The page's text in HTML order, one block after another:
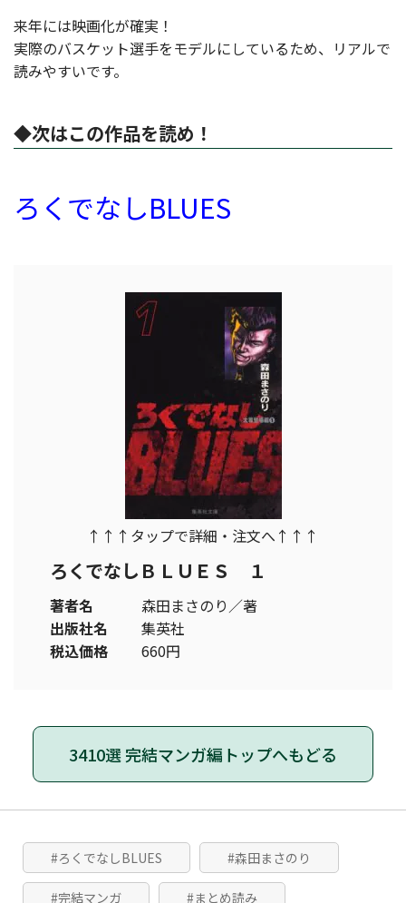
来年には映画化が確実！
実際のバスケット選手をモデルにしているため、リアルで
読みやすいです。
◆次はこの作品を読め！
ろくでなしBLUES
↑↑↑タップで詳細・注文へ↑↑↑
ろくでなしＢＬＵＥＳ １
著者名
森田まさのり／著
出版社名
集英社
税込価格
660円
3410選 完結マンガ編トップへもどる
#ろくでなしBLUES #森田まさのり
#完結マンガ #まとめ読み